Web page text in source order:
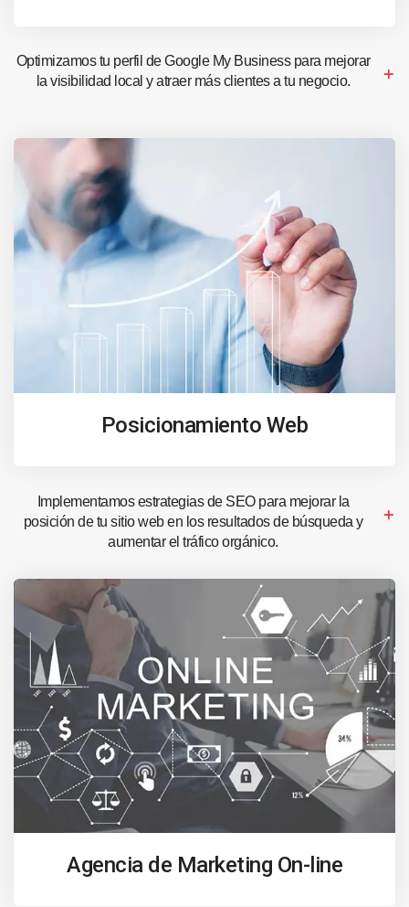
Optimizamos tu perfil de Google My Business para mejorar
la visibilidad local y atraer más clientes a tu negocio.
Posicionamiento Web
Implementamos estrategias de SEO para mejorar la
posición de tu sitio web en los resultados de búsqueda y
aumentar el tráfico orgánico.
Agencia de Marketing On-line